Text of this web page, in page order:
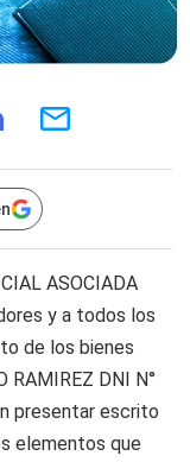
ASOCIADA
y a todos los
de los bienes
RAMIREZ DNI N°
presentar escrito
elementos que